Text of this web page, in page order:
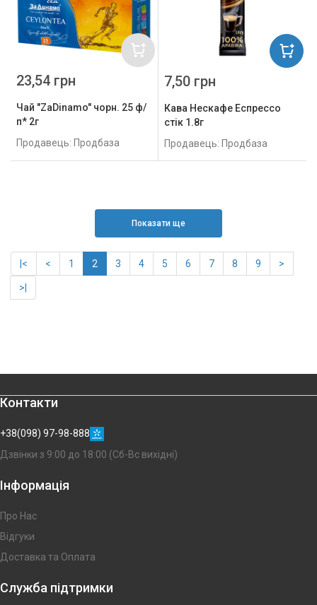
Чай "ZaDinamo" чорн. 25 ф/
п* 2г
Продавець: Продбаза
23,54 грн
Кава Нескафе Еспрессо
стік 1.8г
Продавець: Продбаза
7,50 грн
Показати ще
|< < 1 2 3 4 5 6 7 8 9 >
>|
Контакти
+38(098) 97-98-888
Дзвінки з 9:00 до 18:00 (Сб-Вс вихідні)
Інформація
Про Нас
Відгуки
Доставка та Оплата
Служба підтримки